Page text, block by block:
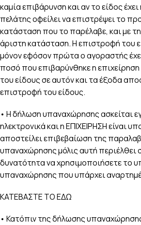
καμία επιβάρυνση και αν το είδος
πελάτης οφείλει να επιστρέψει το
κατάσταση που το παρέλαβε, και με
άριστη κατάσταση. Η επιστροφή του
μόνον εφόσον πρώτα ο αγοραστής
ποσό που επιβαρύνθηκε η
του είδους σε αυτόν και τα έξοδα
επιστροφή του είδους.
• Η δήλωση υπαναχώρησης ασκείται
ηλεκτρονικά και η ΕΠΙΧΕΙΡΗΣΗ είναι
αποστείλει επιβεβαίωση της
υπαναχώρησης μόλις αυτή περιέλθει
δυνατότητα να χρησιμοποιήσετε το
υπαναχώρησης που υπάρχει
ΚΑΤΕΒΑΣΤΕ ΤΟ ΕΔΩ
• Κατόπιν της δήλωσης